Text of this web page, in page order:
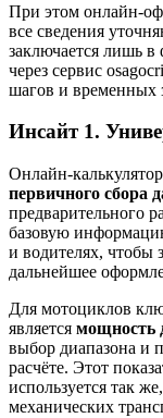
При этом
все сведения
заключается лишь
через сервис
шагов и временных
Инсайт 1.
первичного сбора
предварительного
базовую
и водителях, чтобы
дальнейшее
Для мотоциклов
является мощность
выбор диапазона и
расчёте. Этот
используется так
механических